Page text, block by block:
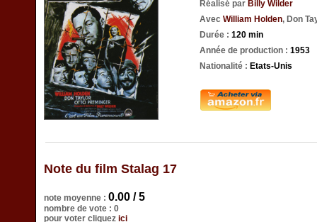
Réalisé par Billy Wilder
Avec William Holden, Don
Durée : 120 min
Année de production : 1953
Nationalité : Etats-Unis
Note du film Stalag 17
note moyenne : 0.00 / 5
nombre de vote : 0
pour voter cliquez ici